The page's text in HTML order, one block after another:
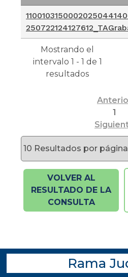
Nombre del
Mostrando el
intervalo 1 - 1 de 1
resultados
1
VOLVER AL
RESULTADO DE LA
CONSULTA
Rama